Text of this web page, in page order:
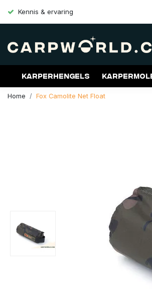
Kennis & ervaring
Karperhengels
Merken Aanbiedingen
Home Fox Camolite Net Float